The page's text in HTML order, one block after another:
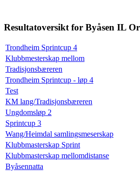
Resultatoversikt for Byåsen IL
Trondheim Sprintcup 4
Klubbmesterskap mellom
Tradisjonsbæreren
Trondheim Sprintcup - løp 4
Test
KM lang/Tradisjonsbæreren
Ungdomsløp 2
Sprintcup 3
Wang/Heimdal samlingsmeserskap
Klubbmasterskap Sprint
Klubbmasterskap mellomdistanse
Byåsennatta